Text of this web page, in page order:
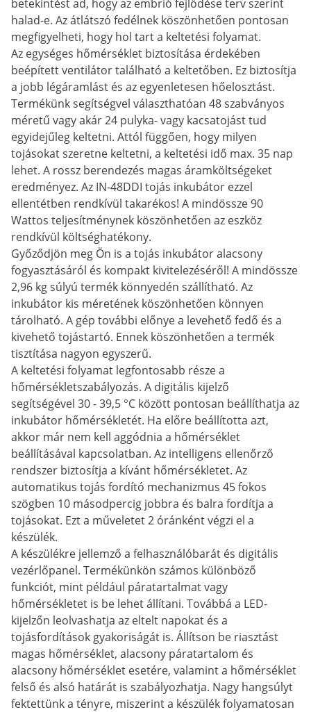
betekintést ad, hogy az embrió fejlődése terv szerint
halad-e. Az átlátszó fedélnek köszönhetően pontosan
megfigyelheti, hogy hol tart a keltetési folyamat.
Az egységes hőmérséklet biztosítása érdekében
beépített ventilátor található a keltetőben. Ez biztosítja
a jobb légáramlást és az egyenletesen hőelosztást.
Termékünk segítségvel választhatóan 48 szabványos
méretű vagy akár 24 pulyka- vagy kacsatojást tud
egyidejűleg keltetni. Attól függően, hogy milyen
tojásokat szeretne keltetni, a keltetési idő max. 35 nap
lehet. A rossz berendezés magas áramköltségeket
eredményez. Az IN-48DDI tojás inkubátor ezzel
ellentétben rendkívül takarékos! A mindössze 90
Wattos teljesítménynek köszönhetően az eszköz
rendkívül költséghatékony.
Győződjön meg Ön is a tojás inkubátor alacsony
fogyasztásáról és kompakt kivitelezéséről! A mindössze
2,96 kg súlyú termék könnyedén szállítható. Az
inkubátor kis méretének köszönhetően könnyen
tárolható. A gép további előnye a levehető fedő és a
kivehető tojástartó. Ennek köszönhetően a termék
tisztítása nagyon egyszerű.
A keltetési folyamat legfontosabb része a
hőmérsékletszabályozás. A digitális kijelző
segítségével 30 - 39,5 °C között pontosan beállíthatja az
inkubátor hőmérsékletét. Ha előre beállította azt,
akkor már nem kell aggódnia a hőmérséklet
beállításával kapcsolatban. Az intelligens ellenőrző
rendszer biztosítja a kívánt hőmérsékletet. Az
automatikus tojás fordító mechanizmus 45 fokos
szögben 10 másodpercig jobbra és balra fordítja a
tojásokat. Ezt a műveletet 2 óránként végzi el a
készülék.
A készülékre jellemző a felhasználóbarát és digitális
vezérlőpanel. Termékünkön számos különböző
funkciót, mint például páratartalmat vagy
hőmérsékletet is be lehet állítani. Továbbá a LED-
kijelzőn leolvashatja az eltelt napokat és a
tojásfordítások gyakoriságát is. Állítson be riasztást
magas hőmérséklet, alacsony páratartalom és
alacsony hőmérséklet esetére, valamint a hőmérséklet
felső és alsó határát is szabályozhatja. Nagy hangsúlyt
fektettünk a tényre, miszerint a készülék folyamatosan